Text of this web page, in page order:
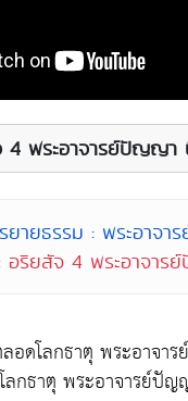
4 พระอาจารย์ปัญญ
ยายธรรม : พระอาจ
อริยสัจ 4 พระอาจา
อดโลกธาตุ พระอาจ
กธาตุ พระอาจารย์ปั